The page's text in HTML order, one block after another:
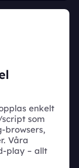
enkelt
som
browsers,
Våra
play – allt